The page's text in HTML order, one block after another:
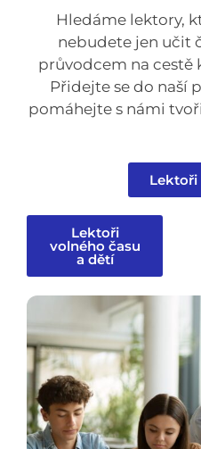
Hledáme lektory,
nebudete jen učit
průvodcem na cestě
Přidejte se do naší
pomáhejte s námi
Lektoři
Lektoři
volného času
a dětí